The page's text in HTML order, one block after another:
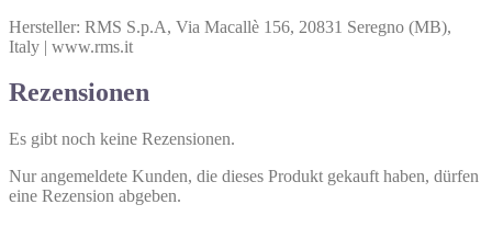
Hersteller: RMS S.p.A, Via Macallè 156, 20831 Seregno (MB),
Italy | www.rms.it
Rezensionen
Es gibt noch keine Rezensionen.
Nur angemeldete Kunden, die dieses Produkt gekauft haben, dürfen
eine Rezension abgeben.